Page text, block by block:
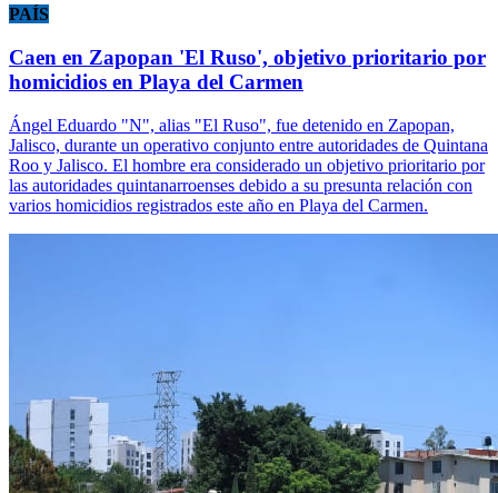
PAÍS
Caen en Zapopan 'El Ruso', objetivo prioritario por
homicidios en Playa del Carmen
Ángel Eduardo "N", alias "El Ruso", fue detenido en Zapopan,
Jalisco, durante un operativo conjunto entre autoridades de Quintana
Roo y Jalisco. El hombre era considerado un objetivo prioritario por
las autoridades quintanarroenses debido a su presunta relación con
varios homicidios registrados este año en Playa del Carmen.